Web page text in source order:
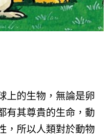
上的生物，無論是卵
有其尊貴的生命，動
，所以人類對於動物